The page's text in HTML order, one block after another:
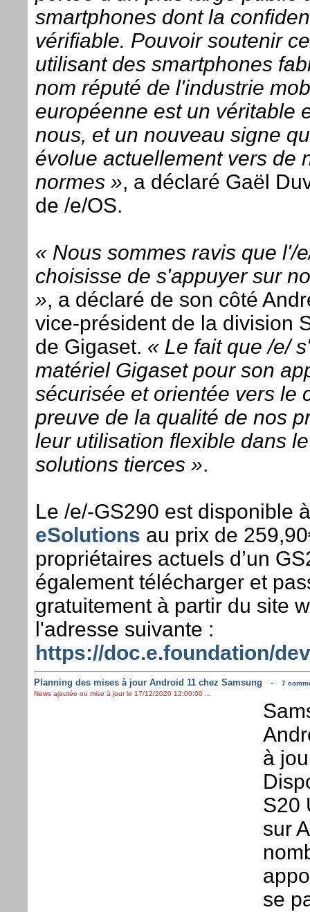
smartphones dont la
vérifiable. Pouvoir soutenir
utilisant des smartphones
nom réputé de l'industrie
européenne est un véritable
nous, et un nouveau signe
évolue actuellement vers de
normes », a déclaré Gaël
de /e/OS.
« Nous sommes ravis que l'/
choisisse de s'appuyer sur
», a déclaré de son côté
vice-président de la division
de Gigaset. « Le fait que /e/
matériel Gigaset pour son
sécurisée et orientée vers le
preuve de la qualité de nos
leur utilisation flexible dans
solutions tierces ».
Le /e/-GS290 est disponible
eSolutions au prix de
propriétaires actuels d’un
également télécharger et
gratuitement à partir du site
l'adresse suivante :
https://doc.e.foundation/
Planning des mises à jour Android 11 chez Samsung -
7
News ajoutée ou mise à jour le 17/12/2020 12:00:00 ...
à
S20
sur
se